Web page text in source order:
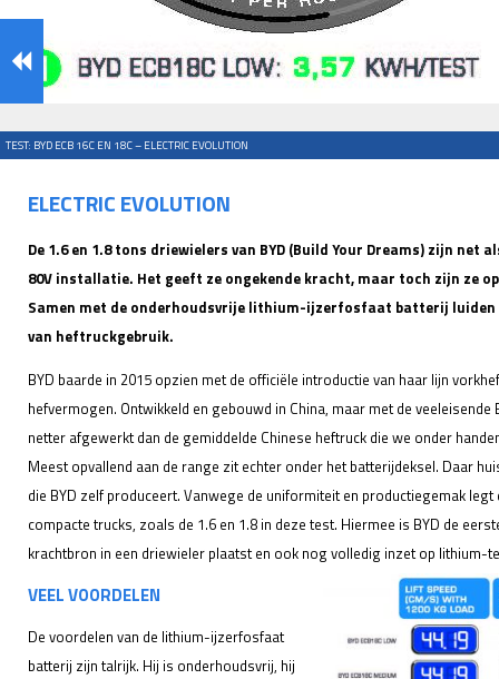
TEST: BYD ECB 16C EN 18C – ELECTRIC EVOLUTION
ELECTRIC EVOLUTION
De 1.6 en 1.8 tons driewielers van BYD (Build Your Dreams) zijn net
80V installatie. Het geeft ze ongekende kracht, maar toch zijn ze
Samen met de onderhoudsvrije lithium-ijzerfosfaat batterij luiden
van heftruckgebruik.
BYD baarde in 2015 opzien met de officiële introductie van haar lijn
hefvermogen. Ontwikkeld en gebouwd in China, maar met de
netter afgewerkt dan de gemiddelde Chinese heftruck die we onder
Meest opvallend aan de range zit echter onder het batterijdeksel. Daar
die BYD zelf produceert. Vanwege de uniformiteit en productiegemak
compacte trucks, zoals de 1.6 en 1.8 in deze test. Hiermee is BYD de
krachtbron in een driewieler plaatst en ook nog volledig inzet op lithium-
VEEL VOORDELEN
De voordelen van de lithium-ijzerfosfaat
batterij zijn talrijk. Hij is onderhoudsvrij, hij